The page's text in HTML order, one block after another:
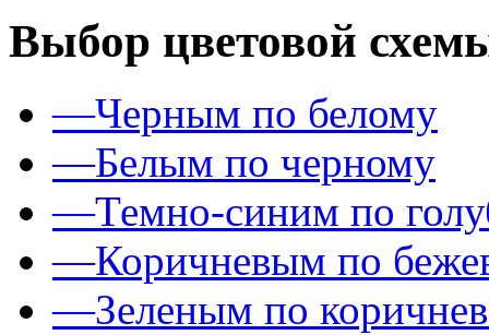
Выбор цветовой
—Черным по белому
—Белым по черному
—Темно-синим по
—Коричневым по
—Зеленым по